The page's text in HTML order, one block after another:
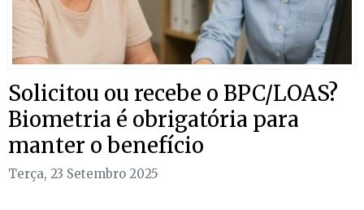
Solicitou ou recebe o BPC/LOAS?
Biometria é obrigatória para
manter o benefício
Terça, 23 Setembro 2025